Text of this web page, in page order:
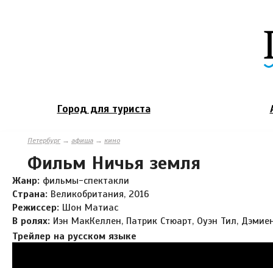
Город для туриста
Петербург→ афиша → кино
Фильм Ничья земля
Жанр: фильмы-спектакли
Страна: Великобритания, 2016
Режиссер: Шон Матиас
В ролях: Иэн МакКеллен, Патрик Стюарт, Оуэн Тил,
Трейлер на русском языке